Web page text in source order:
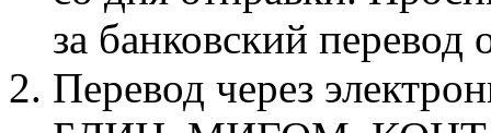
за банковский перевод
Перевод через